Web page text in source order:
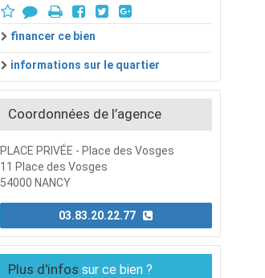
financer ce bien
informations sur le quartier
Coordonnées de l’agence
PLACE PRIVÉE - Place des Vosges
11 Place des Vosges
54000 NANCY
03.83.20.22.77
Plus d'infos sur ce bien ?